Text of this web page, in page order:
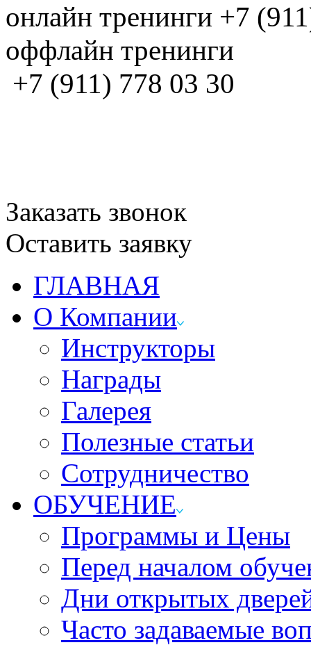
онлайн тренинги +7
оффлайн тренинги
+7 (911) 778 03 30
Заказать звонок
Оставить заявку
ГЛАВНАЯ
О Компании
Инструкторы
Награды
Галерея
Полезные статьи
Сотрудничество
ОБУЧЕНИЕ
Программы и Цены
Перед началом
Дни открытых
Часто задаваемые